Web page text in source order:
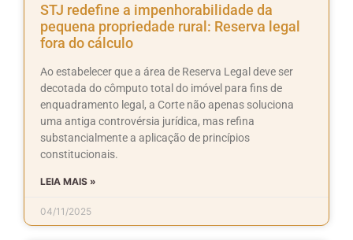
STJ redefine a impenhorabilidade da
pequena propriedade rural: Reserva legal
fora do cálculo
Ao estabelecer que a área de Reserva Legal deve ser
decotada do cômputo total do imóvel para fins de
enquadramento legal, a Corte não apenas soluciona
uma antiga controvérsia jurídica, mas refina
substancialmente a aplicação de princípios
constitucionais.
LEIA MAIS »
04/11/2025